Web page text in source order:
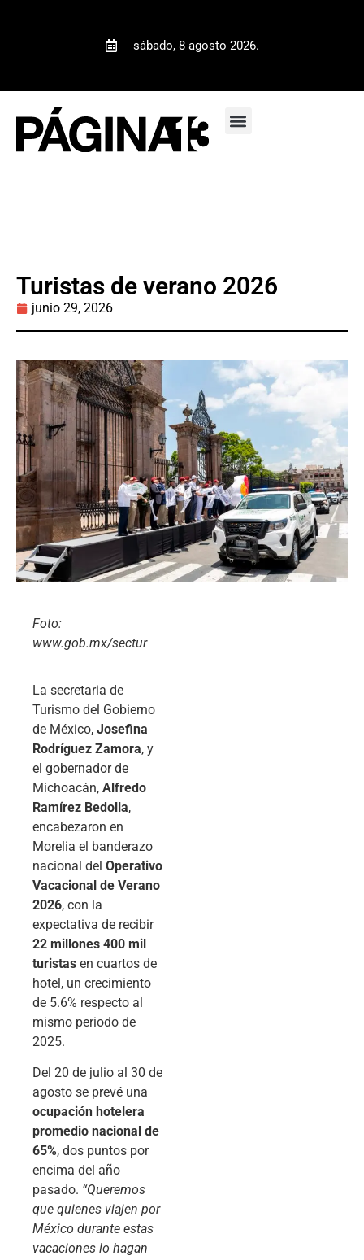
sábado, 8 agosto 2026.
Turistas de verano 2026
junio 29, 2026
Foto:
www.gob.mx/sectur
La secretaria de
Turismo del Gobierno
de México, Josefina
Rodríguez Zamora, y
el gobernador de
Michoacán, Alfredo
Ramírez Bedolla,
encabezaron en
Morelia el banderazo
nacional del Operativo
Vacacional de Verano
2026, con la
expectativa de recibir
22 millones 400 mil
turistas en cuartos de
hotel, un crecimiento
de 5.6% respecto al
mismo periodo de
2025.
Del 20 de julio al 30 de
agosto se prevé una
ocupación hotelera
promedio nacional de
65%, dos puntos por
encima del año
pasado. “Queremos
que quienes viajen por
México durante estas
vacaciones lo hagan